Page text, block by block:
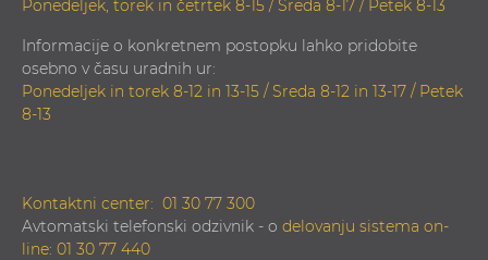
Ponedeljek, torek in četrtek 8-15 / Sreda 8-17 / Petek 8-13
Informacije o konkretnem postopku lahko pridobite
osebno v času uradnih ur:
Ponedeljek in torek 8-12 in 13-15 / Sreda 8-12 in 13-17 / Petek
8-13
Kontaktni center: 01 30 77 300
Avtomatski telefonski odzivnik - o delovanju sistema on-
line: 01 30 77 440